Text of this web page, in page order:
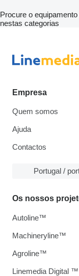
Procure o
nestas categorias
Empresa
Quem somos
Ajuda
Contactos
Portugal /
Os nossos
Autoline™
Machineryline™
Agroline™
Linemedia Digital ™